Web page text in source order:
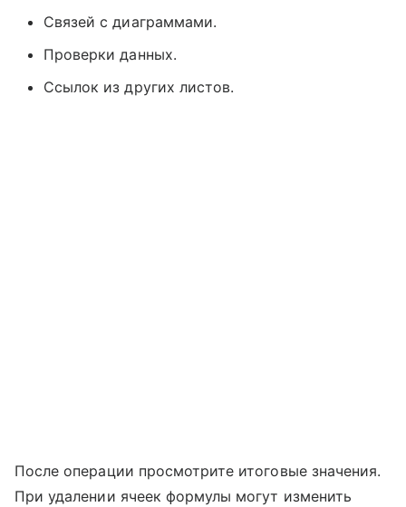
Связей с диаграммами.
Проверки данных.
Ссылок из других листов.
После операции просмотрите итоговые значения.
При удалении ячеек формулы могут изменить